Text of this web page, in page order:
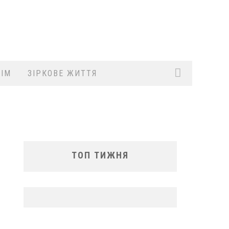
ЗІРКОВЕ ЖИТТЯ
ТОП ТИЖНЯ